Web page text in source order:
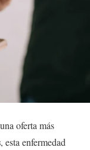
oferta más
, esta enfermedad